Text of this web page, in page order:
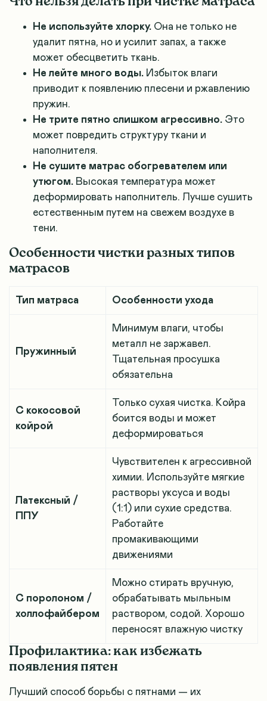
Не используйте хлорку. Она не только не
удалит пятна, но и усилит запах, а также
может обесцветить ткань.
Не лейте много воды. Избыток влаги
приводит к появлению плесени и ржавлению
пружин.
Не трите пятно слишком агрессивно. Это
может повредить структуру ткани и
наполнителя.
Не сушите матрас обогревателем или
утюгом. Высокая температура может
деформировать наполнитель. Лучше сушить
естественным путем на свежем воздухе в
тени.
Особенности чистки разных типов
матрасов
Тип матраса Особенности ухода
Пружинный
Минимум влаги, чтобы
металл не заржавел.
Тщательная просушка
обязательна
С кокосовой
койрой
Только сухая чистка. Койра
боится воды и может
деформироваться
Латексный /
ППУ
Чувствителен к агрессивной
химии. Используйте мягкие
растворы уксуса и воды
(1:1) или сухие средства.
Работайте
промакивающими
движениями
С поролоном /
холлофайбером
Можно стирать вручную,
обрабатывать мыльным
раствором, содой. Хорошо
переносят влажную чистку
Профилактика: как избежать
появления пятен
Лучший способ борьбы с пятнами — их